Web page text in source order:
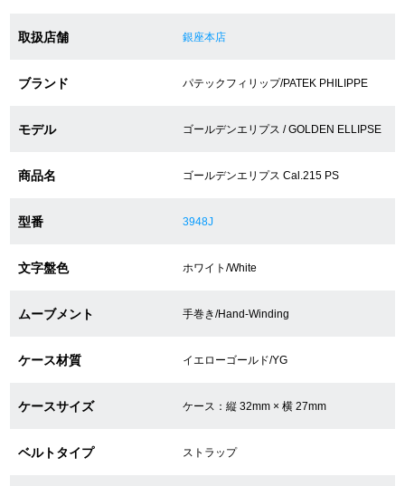
腕時計サイズ調整サービス
店舗受け取りサービス
店舗取り寄せサービス
取扱店舗 銀座本店
ブランド パテックフィリップ/PATEK PHILIPPE
モデル ゴールデンエリプス / GOLDEN ELLIPSE
商品名 ゴールデンエリプス Cal.215 PS
型番 3948J
文字盤色 ホワイト/White
ムーブメント 手巻き/Hand-Winding
ケース材質 イエローゴールド/YG
ケースサイズ ケース：縦 32mm × 横 27mm
ベルトタイプ ストラップ